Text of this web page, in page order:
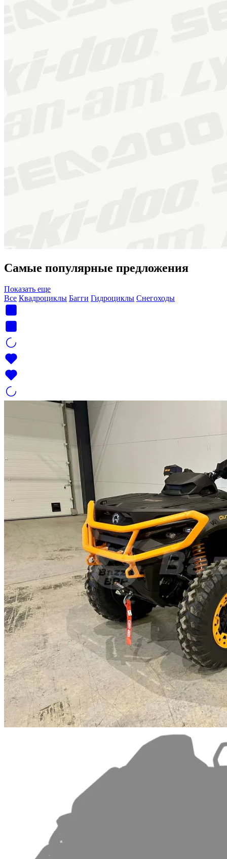
Самые популярные предложения
Показать еще
Все Квадроциклы Багги Гидроциклы Снегоходы